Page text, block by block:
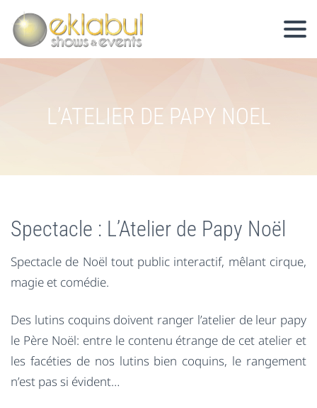
L’ATELIER DE PAPY NOEL
Spectacle : L’Atelier de Papy Noël
Spectacle de Noël tout public interactif, mêlant cirque,
magie et comédie.
Des lutins coquins doivent ranger l’atelier de leur papy
le Père Noël: entre le contenu étrange de cet atelier et
les facéties de nos lutins bien coquins, le rangement
n’est pas si évident…